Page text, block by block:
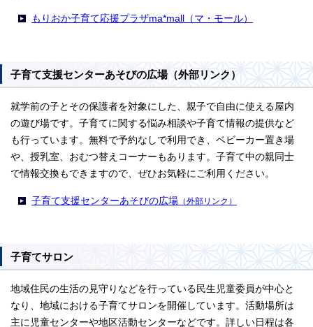
もりおか子育て応援プラザma*mall（マ・モール）
子育て支援センターあそびの広場（外部リンク）
就学前の子とその保護者を対象にした、親子で自由に使える屋内
の遊び場です。子育てに関する悩み相談や子育て情報の提供など
も行っています。無料で予約なしで利用でき、ベビーカー置き場
や、授乳室、おむつ替えコーナーもあります。子育て中の親同士
で情報交換もできますので、ぜひお気軽にご利用ください。
子育て支援センターあそびの広場 （外部リンク）
子育てサロン
地域住民の生活の見守りなどを行っている民生児童委員が中心と
なり、地域における子育てサロンを開催しています。活動場所は
主に児童センターや地区活動センターなどです。詳しい日程は各